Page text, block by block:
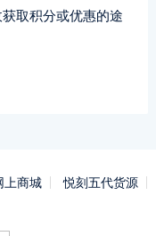
取积分或优惠的途
上商城
悦刻五代货源